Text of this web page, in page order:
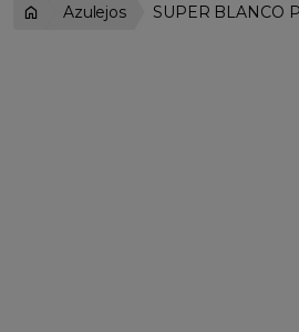
Azulejos SUPER BLANCO